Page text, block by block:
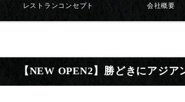
レストランコンセプト 会社概要
【NEW OPEN2】勝どきにアジ